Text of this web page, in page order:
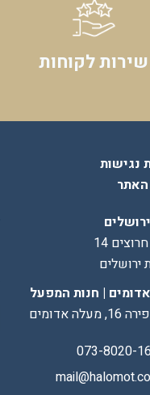
שירות לקוחות
נגישות
האתר
14
ירושלים
| חנות המפעל
אדומים
073-8020-